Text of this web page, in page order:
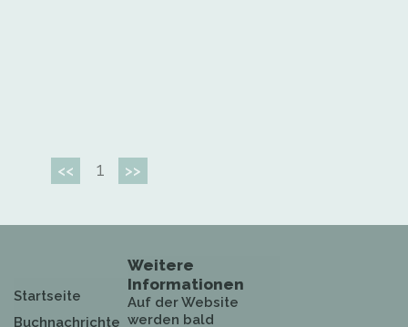
<< 1 >>
Startseite
Buchnachrichte
Weitere
Informationen
Auf der Website
werden bald